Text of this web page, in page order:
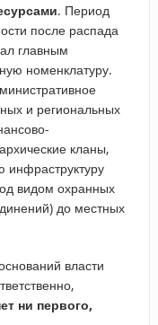
. Период
после распада
главным
номенклатуру.
и региональных
кланы,
инфраструктуру
видом охранных
до местных
власти
ни первого,